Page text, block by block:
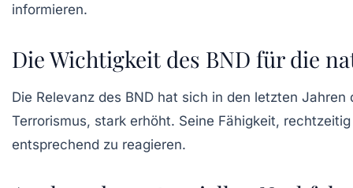
informieren.
Die Wichtigkeit des BND für die
Die Relevanz des BND hat sich in den letzten
Terrorismus, stark erhöht. Seine Fähigkeit,
entsprechend zu reagieren.